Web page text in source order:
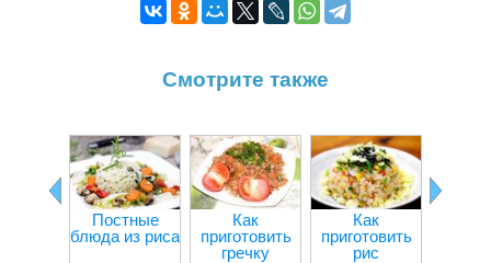
Смотрите также
Постные
блюда из риса
Как
приготовить
гречку
Как
приготовить
рис